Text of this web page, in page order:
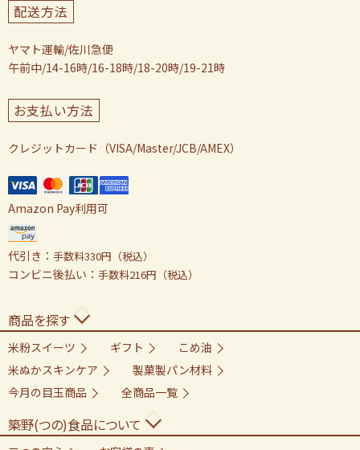
配送方法
ヤマト運輸/佐川急便
午前中/14-16時/16-18時/18-20時/19-21時
お支払い方法
クレジットカード（VISA/Master/JCB/AMEX）
Amazon Pay利用可
代引き： 手数料330円（税込）
コンビニ後払い： 手数料216円（税込）
商品を探す
米粉スイーツ ギフト
こめ油
米ぬかスキンケア
製菓製パン材料
今月の目玉商品
全商品一覧
築野(つの)食品について